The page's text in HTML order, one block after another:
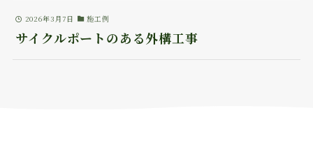
2026年3月7日 施工例
サイクルポートのある外構工事